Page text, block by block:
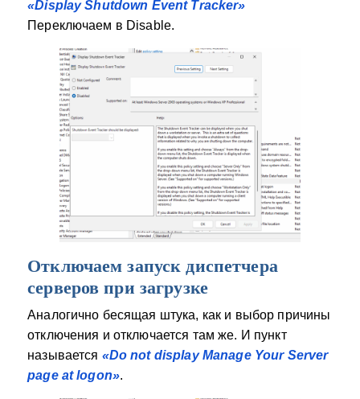
«Display Shutdown Event Tracker»
Переключаем в Disable.
Отключаем запуск диспетчера
серверов при загрузке
Аналогично бесящая штука, как и выбор причины
отключения и отключается там же. И пункт
называется «Do not display Manage Your Server
page at logon».